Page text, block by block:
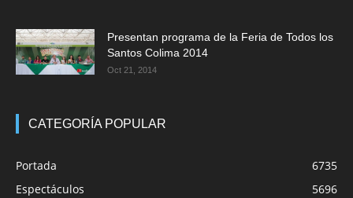
Presentan programa de la Feria de Todos los
Santos Colima 2014
Oct 21, 2014
CATEGORÍA POPULAR
Portada
6735
Espectáculos
5696